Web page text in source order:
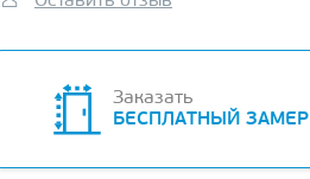
Заказать
БЕСПЛАТНЫЙ ЗАМЕР